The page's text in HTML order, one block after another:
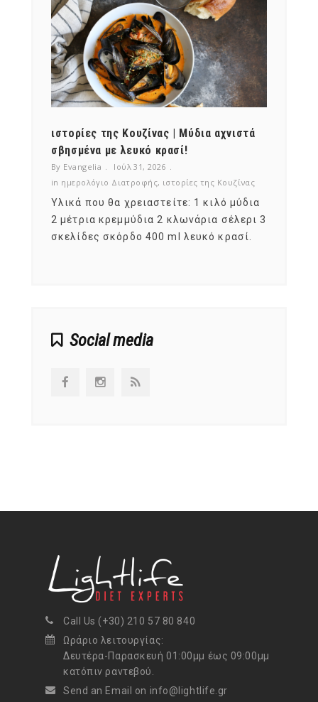
ιστορίες της Κουζίνας | Μύδια αχνιστά
σβησμένα με λευκό κρασί!
By Evangelia
Ιούλ 31, 2026
in ημερολόγιο Διατροφής, ιστορίες της Κουζίνας
Υλικά που θα χρειαστείτε: 1 κιλό μύδια
2 μέτρια κρεμμύδια 2 κλωνάρια σέλερι 3
σκελίδες σκόρδο 400 ml λευκό κρασί.
Social media
Call Us (+30) 210 57 80 840
Ωράριο λειτουργίας:
Δευτέρα-Παρασκευή 01:00μμ έως 09:00μμ
κατόπιν ραντεβού.
Send an Email on info@lightlife.gr